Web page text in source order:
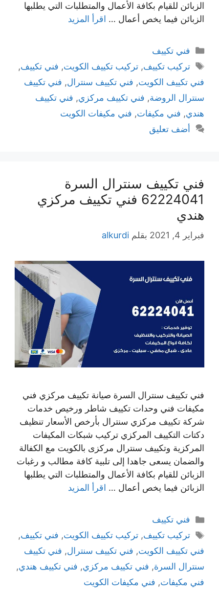
الزبائن للقيام بكافة الأعمال والمتطلبات التي يطلبها
الزبائن فيما يخص أعمال … اقرأ المزيد
التصنيفات
فني تكييف
الوسوم
تركيب تكييف, تركيب تكييف الكويت, فني تكييف,
فني تكييف الكويت, فني تكييف سنترال, فني تكييف
سنترال الروضة, فني تكييف مركزي, فني تكييف
هندي, فني مكيفات, فني مكيفات الكويت
أضف تعليق
فني تكييف سنترال السرة
62224041 فني تكييف مركزي
هندي
فبراير 4, 2021 بقلم alkurdi
فني تكييف سنترال السرة صيانة تكييف مركزي فني
مكيفات فني وحدات تكييف شاطر ورخيص خدمات
شركة تكييف مركزي سنترال بأرخص الأسعار تنظيف
دكتات التكييف المركزي تركيب شبكات المكيفات
المركزية وتكييف سنترال مركزى بالكويت مع الكفالة
والضمان يسعى جاهدا إلى تلبية كافة مطالب و رغبات
الزبائن للقيام بكافة الأعمال والمتطلبات التي يطلبها
الزبائن فيما يخص أعمال … اقرأ المزيد
التصنيفات
فني تكييف
الوسوم
تركيب تكييف, تركيب تكييف الكويت, فني تكييف,
فني تكييف الكويت, فني تكييف سنترال, فني تكييف
سنترال السرة, فني تكييف مركزي, فني تكييف هندي,
فني مكيفات, فني مكيفات الكويت